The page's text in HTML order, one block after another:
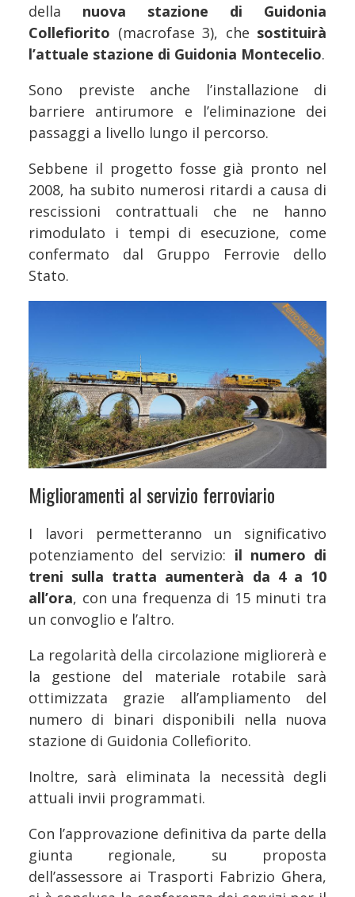
della nuova stazione di Guidonia
Collefiorito (macrofase 3), che sostituirà
l’attuale stazione di Guidonia Montecelio.
Sono previste anche l’installazione di
barriere antirumore e l’eliminazione dei
passaggi a livello lungo il percorso.
Sebbene il progetto fosse già pronto nel
2008, ha subito numerosi ritardi a causa di
rescissioni contrattuali che ne hanno
rimodulato i tempi di esecuzione, come
confermato dal Gruppo Ferrovie dello
Stato.
Miglioramenti al servizio ferroviario
I lavori permetteranno un significativo
potenziamento del servizio: il numero di
treni sulla tratta aumenterà da 4 a 10
all’ora, con una frequenza di 15 minuti tra
un convoglio e l’altro.
La regolarità della circolazione migliorerà e
la gestione del materiale rotabile sarà
ottimizzata grazie all’ampliamento del
numero di binari disponibili nella nuova
stazione di Guidonia Collefiorito.
Inoltre, sarà eliminata la necessità degli
attuali invii programmati.
Con l’approvazione definitiva da parte della
giunta regionale, su proposta
dell’assessore ai Trasporti Fabrizio Ghera,